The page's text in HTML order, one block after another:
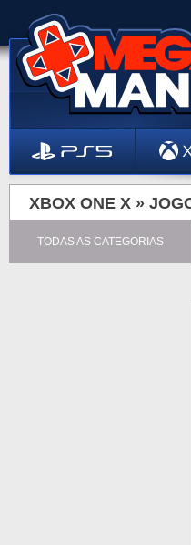
XBOX ONE X »
TODAS AS CATEGORIAS